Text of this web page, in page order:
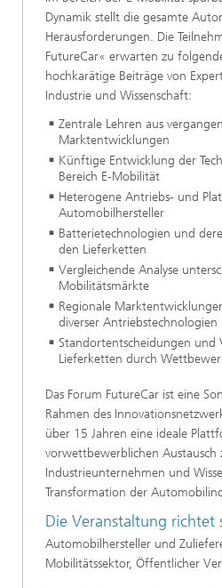
Dynamik stellt die gesamte
Herausforderungen. Die
FutureCar« erwarten zu
hochkarätige Beiträge von
Industrie und Wissenschaft:
​Zentrale Lehren aus
Marktentwicklungen
​Künftige Entwicklung der
Bereich E-Mobilität
​Heterogene Antriebs- und
Automobilhersteller
​Batterietechnologien und
den Lieferketten
​Vergleichende Analyse
Mobilitätsmärkte
​Regionale
diverser Antriebstechnologien
​Standortentscheidungen und
Lieferketten durch
​Das Forum FutureCar ist eine
Rahmen des
über 15 Jahren eine ideale
vorwettbewerblichen Austausch
Industrieunternehmen und
Transformation der
Die Veranstaltung richtet
​Automobilhersteller und
Mobilitätssektor, Öffentlicher